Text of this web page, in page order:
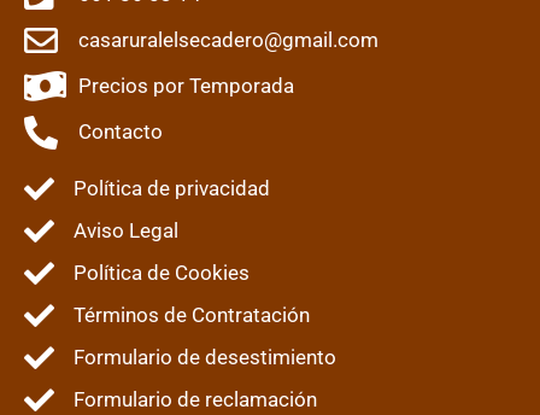
casaruralelsecadero@gmail.com
Precios por Temporada
Contacto
Política de privacidad
Aviso Legal
Política de Cookies
Términos de Contratación
Formulario de desestimiento
Formulario de reclamación